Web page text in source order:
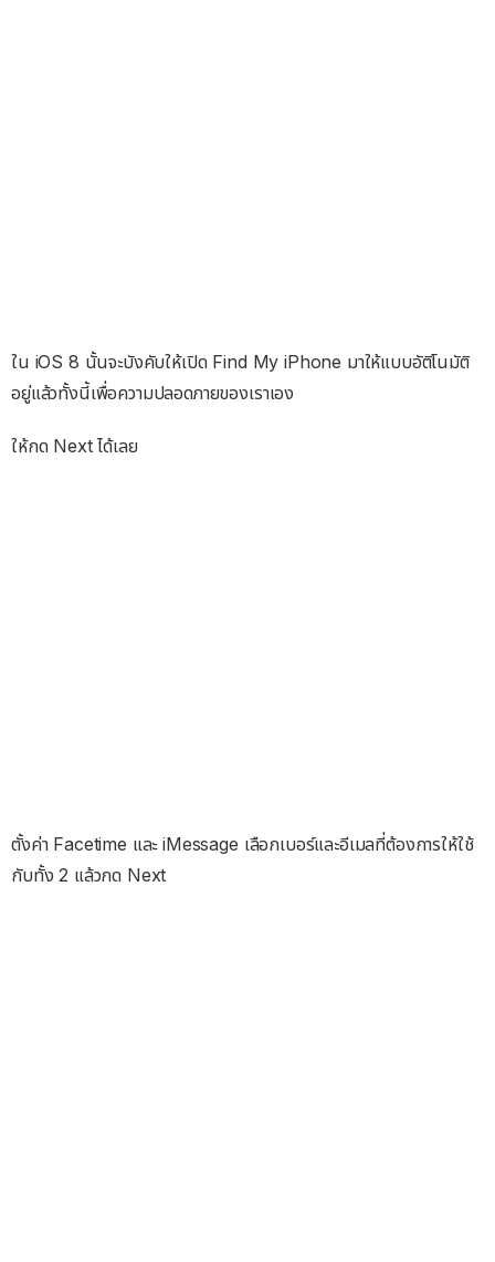
ใน iOS 8 นั้นจะบังคับให้เปิด Find My iPhone มาให้แบบอัติโนมัติ
อยู่แล้วทั้งนี้เพื่อความปลอดภายของเราเอง
ให้กด Next ได้เลย
ตั้งค่า Facetime และ iMessage เลือกเบอร์และอีเมลที่ต้องการให้ใช้
กับทั้ง 2 แล้วกด Next